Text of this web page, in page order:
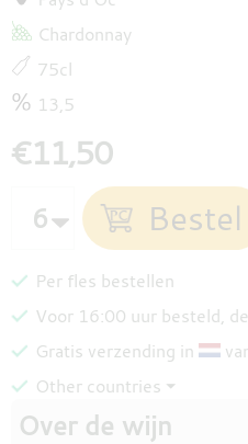
Chardonnay
75cl
13,5
€11,50
Per fles bestellen
Voor 16:00 uur besteld,
Gratis verzending in
Other countries ⏷
Over de wijn